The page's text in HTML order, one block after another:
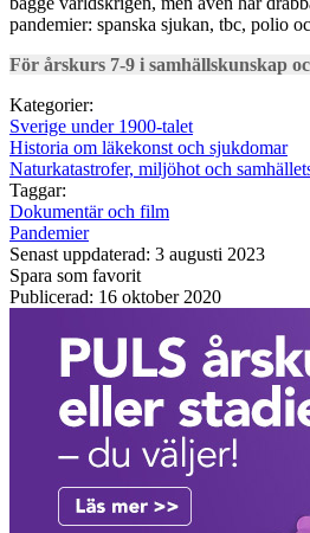
pandemier: spanska sjukan, tbc, polio
För årskurs 7-9 i samhällskunskap
Kategorier:
Sverige under 1900-talet
Historia om läkekonst och sjukdomar
Naturkatastrofer, miljöhot och
Taggar:
Dokumentär och film
Pandemier
Senast uppdaterad: 3 augusti 2023
Spara som favorit
Publicerad: 16 oktober 2020